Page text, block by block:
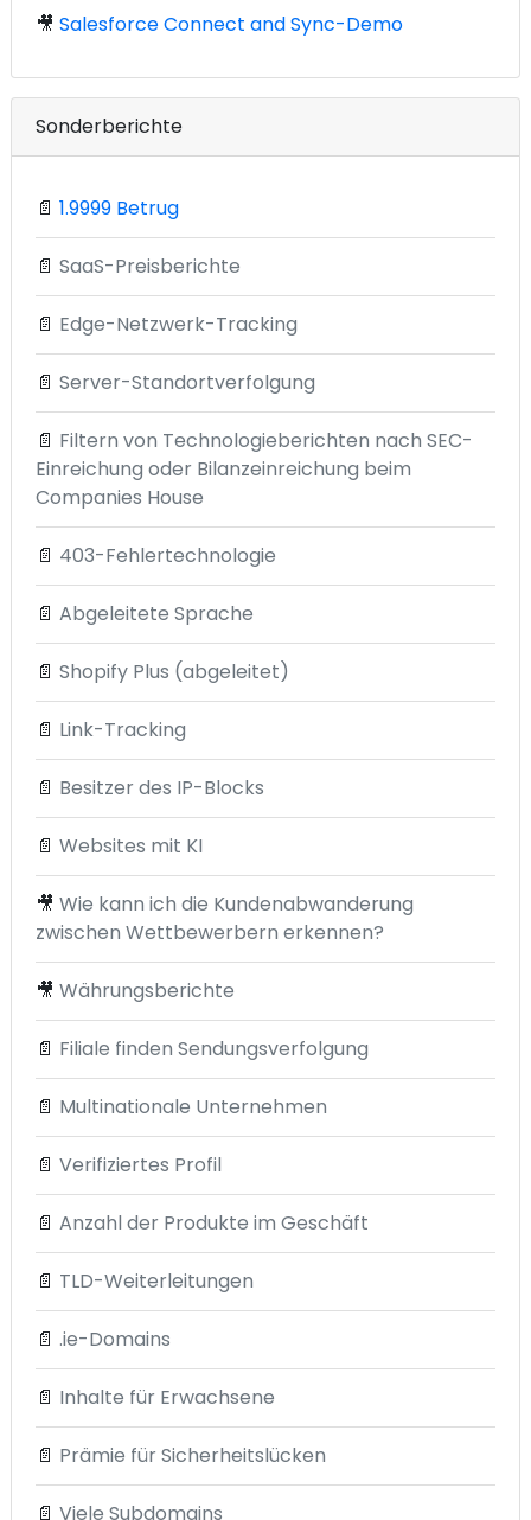
🎥 Salesforce Connect and Sync-Demo
Sonderberichte
📄 1.9999 Betrug
📄 SaaS-Preisberichte
📄 Edge-Netzwerk-Tracking
📄 Server-Standortverfolgung
📄 Filtern von Technologieberichten nach SEC-
Einreichung oder Bilanzeinreichung beim
Companies House
📄 403-Fehlertechnologie
📄 Abgeleitete Sprache
📄 Shopify Plus (abgeleitet)
📄 Link-Tracking
📄 Besitzer des IP-Blocks
📄 Websites mit KI
🎥 Wie kann ich die Kundenabwanderung
zwischen Wettbewerbern erkennen?
🎥 Währungsberichte
📄 Filiale finden Sendungsverfolgung
📄 Multinationale Unternehmen
📄 Verifiziertes Profil
📄 Anzahl der Produkte im Geschäft
📄 TLD-Weiterleitungen
📄 .ie-Domains
📄 Inhalte für Erwachsene
📄 Prämie für Sicherheitslücken
📄 Viele Subdomains